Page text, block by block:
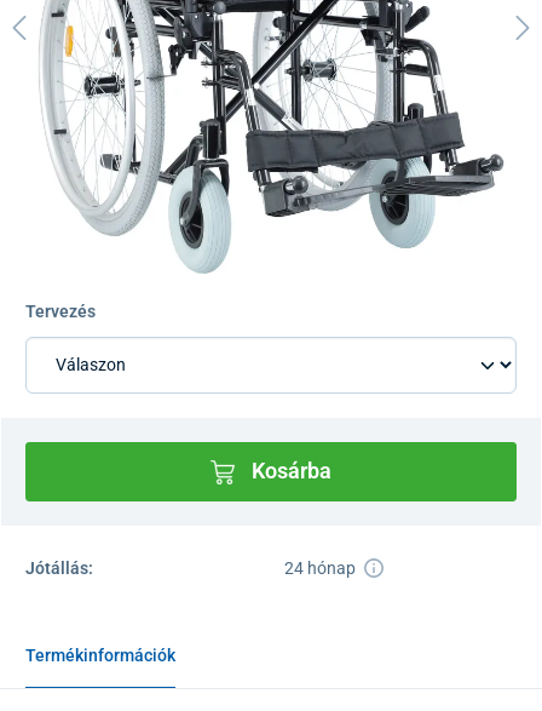
Tervezés
Kosárba
Jótállás: 24 hónap
Termékinformációk